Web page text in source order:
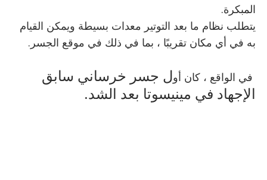
المبكرة.
يتطلب نظام ما بعد التوتير معدات بسيطة ويمكن القيام
به في أي مكان تقريبًا ، بما في ذلك في موقع الجسر.
في الواقع ، كان أول جسر خرساني سابق
الإجهاد في مينيسوتا بعد الشد.